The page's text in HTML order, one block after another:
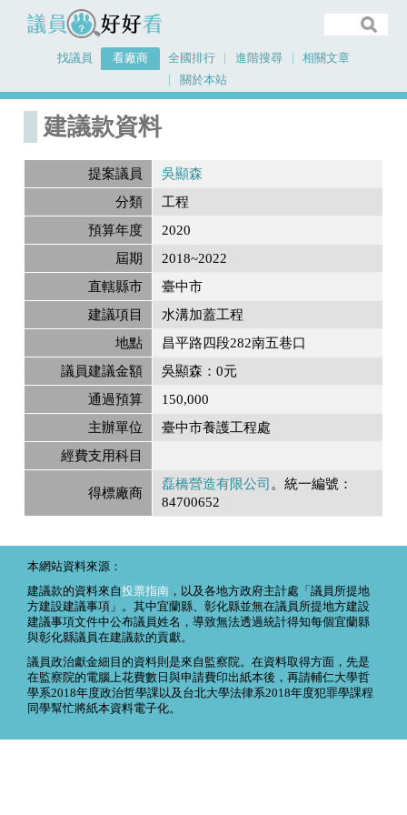
議員好好看
找議員 看廠商 全國排行 進階搜尋
相關文章
關於本站
首頁
建議款資料
提案議員
吳顯森
分類
工程
預算年度
2020
屆期
2018~2022
直轄縣市
臺中市
建議項目
水溝加蓋工程
地點
昌平路四段282南五巷口
議員建議金額
吳顯森：0元
通過預算
150,000
主辦單位
臺中市養護工程處
經費支用科目
得標廠商
磊橋營造有限公司 。統一編號：
84700652
本網站資料來源：
建議款的資料來自投票指南 ，以及各地方政府主計處「議員所提地
方建設建議事項」。其中宜蘭縣、彰化縣並無在議員所提地方建設
建議事項文件中公布議員姓名，導致無法透過統計得知每個宜蘭縣
與彰化縣議員在建議款的貢獻。
議員政治獻金細目的資料則是來自監察院。在資料取得方面，先是
在監察院的電腦上花費數日與申請費印出紙本後，再請輔仁大學哲
學系2018年度政治哲學課以及台北大學法律系2018年度犯罪學課程
同學幫忙將紙本資料電子化。